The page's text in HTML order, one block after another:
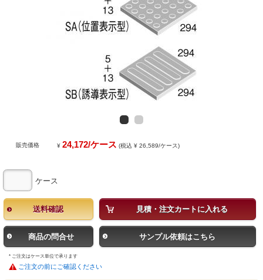
販売価格 ¥24,172/ケース (税込 ¥ 26,589/ケース)
ケース
送料確認 見積・注文カートに入れる
商品の問合せ サンプル依頼はこちら
* ご注文はケース単位で承ります
ご注文の前にご確認ください